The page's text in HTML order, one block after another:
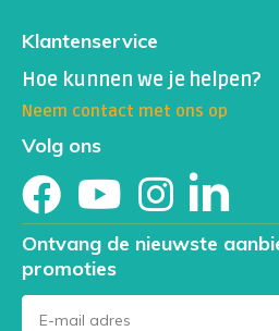
Klantenservice
Hoe kunnen we je helpen?
Neem contact met ons op
Volg ons
Ontvang de nieuwste
promoties